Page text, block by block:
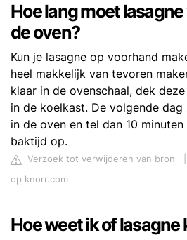
Hoe lang moet
de oven?
Kun je lasagne op voorhand
heel makkelijk van tevoren
klaar in de ovenschaal, dek
in de koelkast. De volgende
in de oven en tel dan 10
baktijd op.
Verzoek tot verwijderen van bron
op knorr.com
Hoe weet ik of lasagne